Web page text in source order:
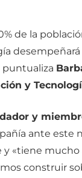
de la
puntualiza
y
y
ante este
y «tiene
construir